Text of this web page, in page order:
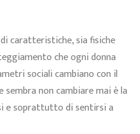
caratteristiche, sia fisiche
che ogni donna
sociali cambiano con il
non cambiare mai è la
e soprattutto di sentirsi a